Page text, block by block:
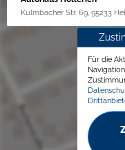
Kulmbacher Str. 69, 95233
Für die